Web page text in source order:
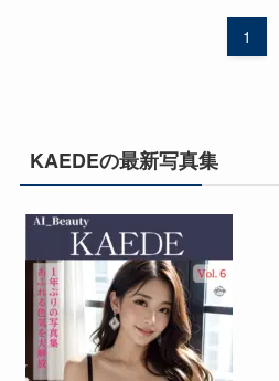
1
KAEDEの最新写真集